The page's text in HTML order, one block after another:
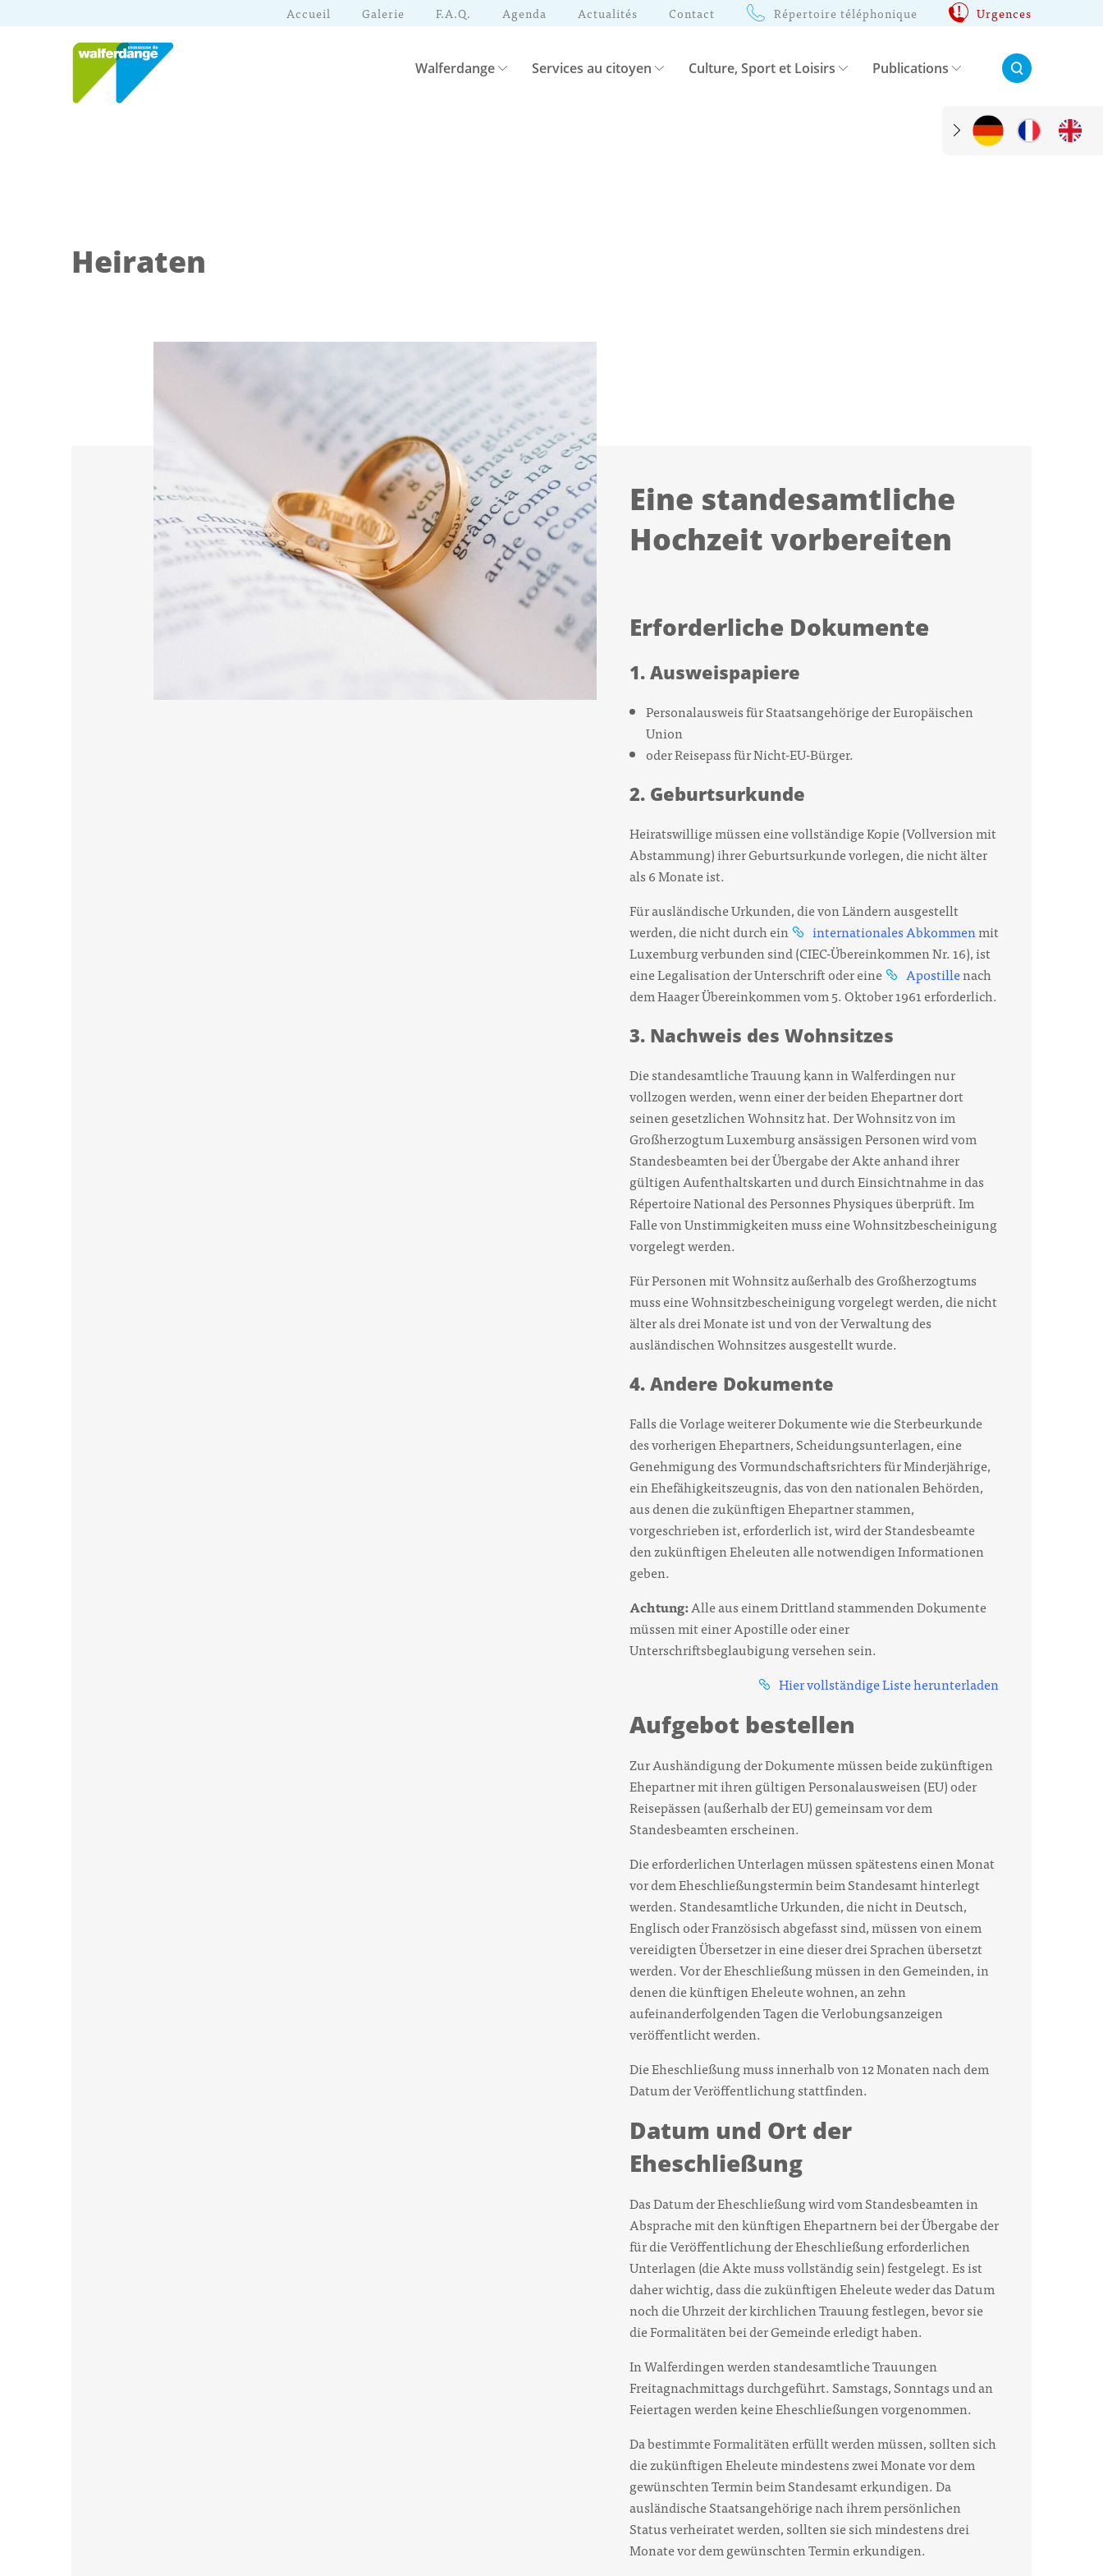
Accueil Galerie F.A.Q. Agenda Actualités Contact Répertoire téléphonique Urgences
Walferdange Services au citoyen Culture, Sport et Loisirs Publications Rechercher:
Heiraten
Eine standesamtliche
Hochzeit vorbereiten
Erforderliche Dokumente
1. Ausweispapiere
Personalausweis für Staatsangehörige der Europäischen
Union
oder Reisepass für Nicht-EU-Bürger.
2. Geburtsurkunde
Heiratswillige müssen eine vollständige Kopie (Vollversion mit
Abstammung) ihrer Geburtsurkunde vorlegen, die nicht älter
als 6 Monate ist.
Für ausländische Urkunden, die von Ländern ausgestellt
werden, die nicht durch ein
internationales Abkommenmit
Luxemburg verbunden sind (CIEC-Übereinkommen Nr. 16), ist
eine Legalisation der Unterschrift oder eine
Apostillenach
dem Haager Übereinkommen vom 5. Oktober 1961 erforderlich.
3. Nachweis des Wohnsitzes
Die standesamtliche Trauung kann in Walferdingen nur
vollzogen werden, wenn einer der beiden Ehepartner dort
seinen gesetzlichen Wohnsitz hat. Der Wohnsitz von im
Großherzogtum Luxemburg ansässigen Personen wird vom
Standesbeamten bei der Übergabe der Akte anhand ihrer
gültigen Aufenthaltskarten und durch Einsichtnahme in das
Répertoire National des Personnes Physiques überprüft. Im
Falle von Unstimmigkeiten muss eine Wohnsitzbescheinigung
vorgelegt werden.
Für Personen mit Wohnsitz außerhalb des Großherzogtums
muss eine Wohnsitzbescheinigung vorgelegt werden, die nicht
älter als drei Monate ist und von der Verwaltung des
ausländischen Wohnsitzes ausgestellt wurde.
4. Andere Dokumente
Falls die Vorlage weiterer Dokumente wie die Sterbeurkunde
des vorherigen Ehepartners, Scheidungsunterlagen, eine
Genehmigung des Vormundschaftsrichters für Minderjährige,
ein Ehefähigkeitszeugnis, das von den nationalen Behörden,
aus denen die zukünftigen Ehepartner stammen,
vorgeschrieben ist, erforderlich ist, wird der Standesbeamte
den zukünftigen Eheleuten alle notwendigen Informationen
geben.
Achtung:Alle aus einem Drittland stammenden Dokumente
müssen mit einer Apostille oder einer
Unterschriftsbeglaubigung versehen sein.
Hier vollständige Liste herunterladen
Aufgebot bestellen
Zur Aushändigung der Dokumente müssen beide zukünftigen
Ehepartner mit ihren gültigen Personalausweisen (EU) oder
Reisepässen (außerhalb der EU) gemeinsam vor dem
Standesbeamten erscheinen.
Die erforderlichen Unterlagen müssen spätestens einen Monat
vor dem Eheschließungstermin beim Standesamt hinterlegt
werden. Standesamtliche Urkunden, die nicht in Deutsch,
Englisch oder Französisch abgefasst sind, müssen von einem
vereidigten Übersetzer in eine dieser drei Sprachen übersetzt
werden. Vor der Eheschließung müssen in den Gemeinden, in
denen die künftigen Eheleute wohnen, an zehn
aufeinanderfolgenden Tagen die Verlobungsanzeigen
veröffentlicht werden.
Die Eheschließung muss innerhalb von 12 Monaten nach dem
Datum der Veröffentlichung stattfinden.
Datum und Ort der
Eheschließung
Das Datum der Eheschließung wird vom Standesbeamten in
Absprache mit den künftigen Ehepartnern bei der Übergabe der
für die Veröffentlichung der Eheschließung erforderlichen
Unterlagen (die Akte muss vollständig sein) festgelegt. Es ist
daher wichtig, dass die zukünftigen Eheleute weder das Datum
noch die Uhrzeit der kirchlichen Trauung festlegen, bevor sie
die Formalitäten bei der Gemeinde erledigt haben.
In Walferdingen werden standesamtliche Trauungen
Freitagnachmittags durchgeführt. Samstags, Sonntags und an
Feiertagen werden keine Eheschließungen vorgenommen.
Da bestimmte Formalitäten erfüllt werden müssen, sollten sich
die zukünftigen Eheleute mindestens zwei Monate vor dem
gewünschten Termin beim Standesamt erkundigen. Da
ausländische Staatsangehörige nach ihrem persönlichen
Status verheiratet werden, sollten sie sich mindestens drei
Monate vor dem gewünschten Termin erkundigen.